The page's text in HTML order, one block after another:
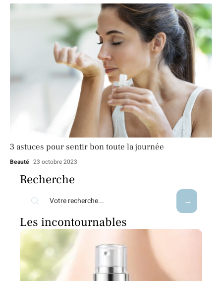
3 astuces pour sentir bon toute la journée
Beauté 23 octobre 2023
Recherche
Les incontournables